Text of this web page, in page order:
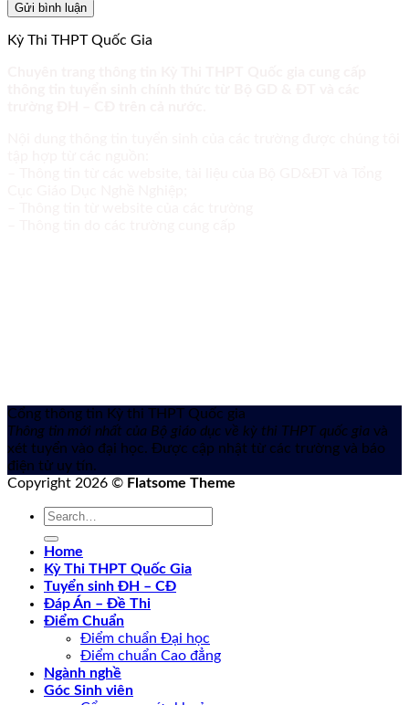
Kỳ Thi THPT Quốc Gia
Cổng thông tin Kỳ thi THPT Quốc gia
Thông tin mới nhất của Bộ giáo dục về kỳ thi THPT quốc gia và
xét tuyển vào đại học. Được cập nhật từ các trường và báo
điện tử uy tín.
Copyright 2026 © Flatsome Theme
Home
Kỳ Thi THPT Quốc Gia
Tuyển sinh ĐH – CĐ
Đáp Án – Đề Thi
Điểm Chuẩn
Điểm chuẩn Đại học
Điểm chuẩn Cao đẳng
Ngành nghề
Góc Sinh viên